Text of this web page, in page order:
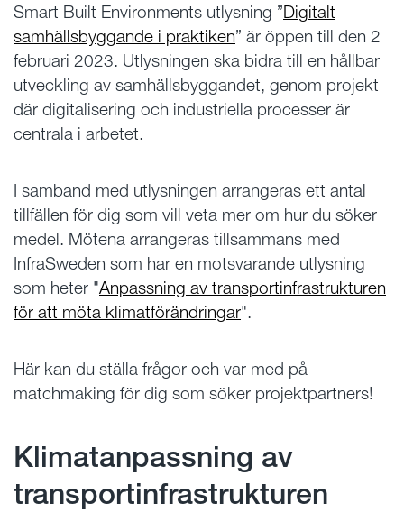
Smart Built Environments utlysning ”Digitalt
samhällsbyggande i praktiken” är öppen till den 2
februari 2023. Utlysningen ska bidra till en hållbar
utveckling av samhällsbyggandet, genom projekt
där digitalisering och industriella processer är
centrala i arbetet.
I samband med utlysningen arrangeras ett antal
tillfällen för dig som vill veta mer om hur du söker
medel. Mötena arrangeras tillsammans med
InfraSweden som har en motsvarande utlysning
som heter "Anpassning av transportinfrastrukturen
för att möta klimatförändringar".
Här kan du ställa frågor och var med på
matchmaking för dig som söker projektpartners!
Klimatanpassning av
transportinfrastrukturen